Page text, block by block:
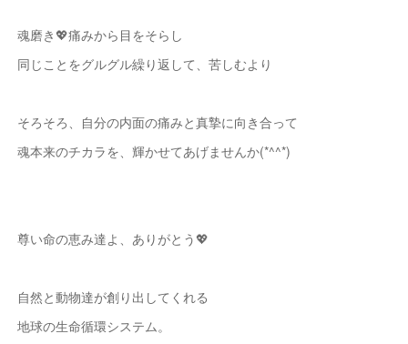
魂磨き💖痛みから目をそらし
同じことをグルグル繰り返して、苦しむより
そろそろ、自分の内面の痛みと真摯に向き合って
魂本来のチカラを、輝かせてあげませんか(*^^*)
尊い命の恵み達よ、ありがとう💖
自然と動物達が創り出してくれる
地球の生命循環システム。